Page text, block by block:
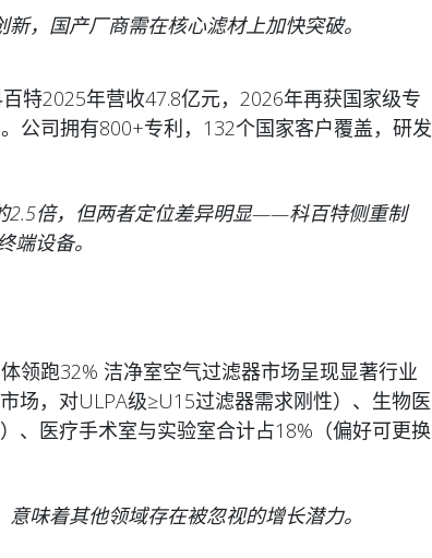
，国产厂商需在核心滤材上加快突破。
特2025年营收47.8亿元，2026年再获国家级专
公司拥有800+专利，132个国家客户覆盖，研发
2.5倍，但两者定位差异明显——科百特侧重制
设备。
领跑32% 洁净室空气过滤器市场呈现显著行业
场，对ULPA级≥U15过滤器需求刚性）、生物医
、医疗手术室与实验室合计占18%（偏好可更换
味着其他领域存在被忽视的增长潜力。